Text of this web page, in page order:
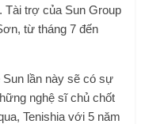
Tài trợ của Sun Group
từ tháng 7 đến
Sun lần này sẽ có sự
nghệ sĩ chủ chốt
Tenishia với 5 năm